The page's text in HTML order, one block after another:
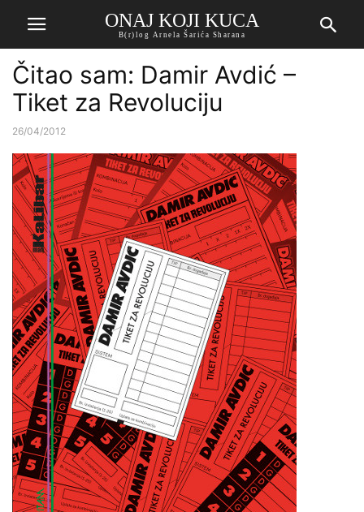
ONAJ KOJI KUCA
B(r)log Arnela Šarića Sharana
Čitao sam: Damir Avdić –
Tiket za Revoluciju
26/04/2012